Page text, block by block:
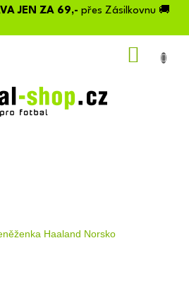
JEN ZA 69,- přes Zásilkovnu 🚚
Haaland Norsko